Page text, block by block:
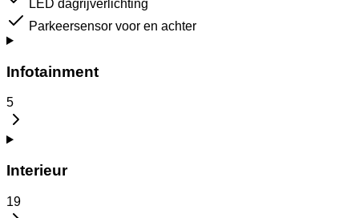
LED dagrijverlichting
Parkeersensor voor en achter
Infotainment
5
Interieur
19